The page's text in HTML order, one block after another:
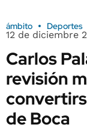
ámbito Deportes
12 de diciembre
Carlos
revisión
de Boca